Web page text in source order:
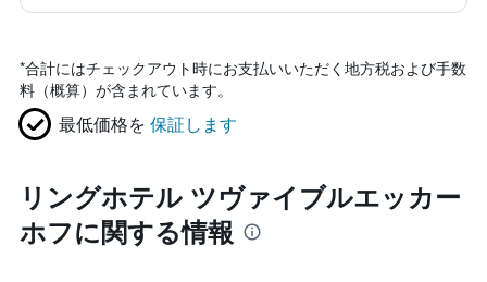
*合計にはチェックアウト時にお支払いいただく地方税および手数
料（概算）が含まれています。
最低価格を 保証します
リングホテル ツヴァイブルエッカー
ホフに関する情報